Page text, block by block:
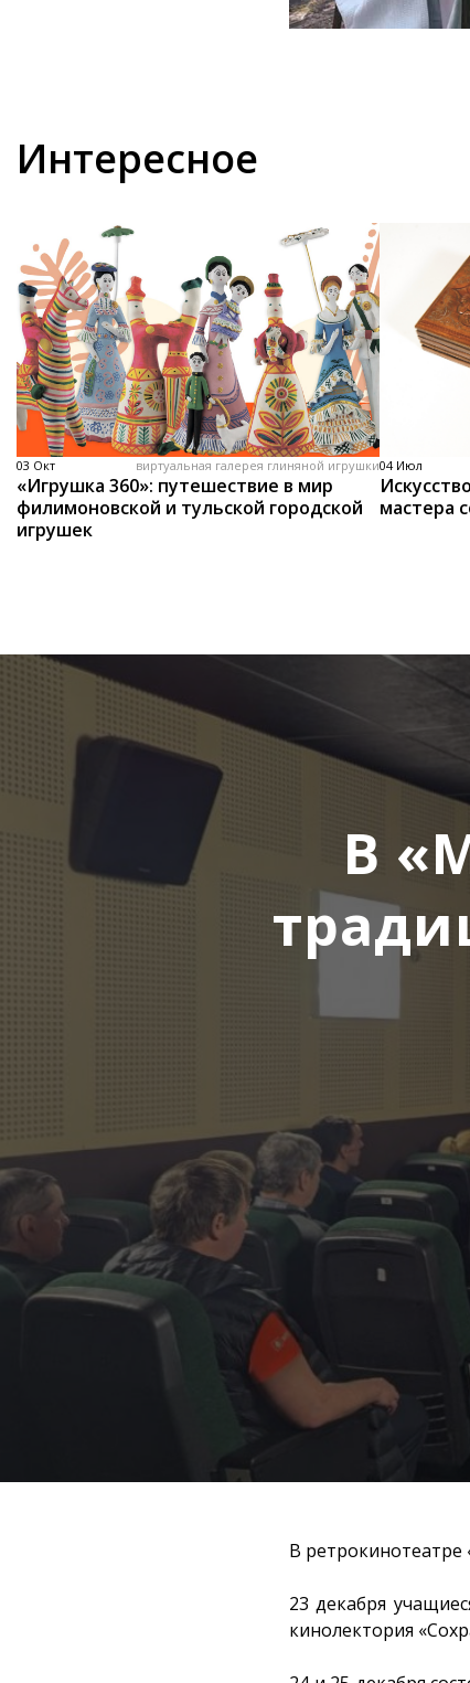
Интересное
03 Окт виртуальная галерея глиняной игрушки
«Игрушка 360»: путешествие в мир
филимоновской и тульской городской
игрушек
04 Июл
мастера
В
В
23 декабря
кинолектория